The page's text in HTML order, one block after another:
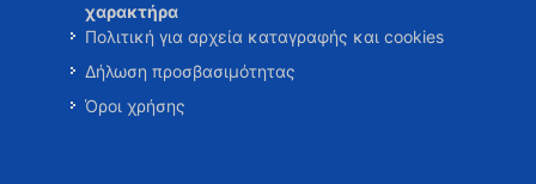
χαρακτήρα
Πολιτική για αρχεία καταγραφής και cookies
Δήλωση προσβασιμότητας
Όροι χρήσης